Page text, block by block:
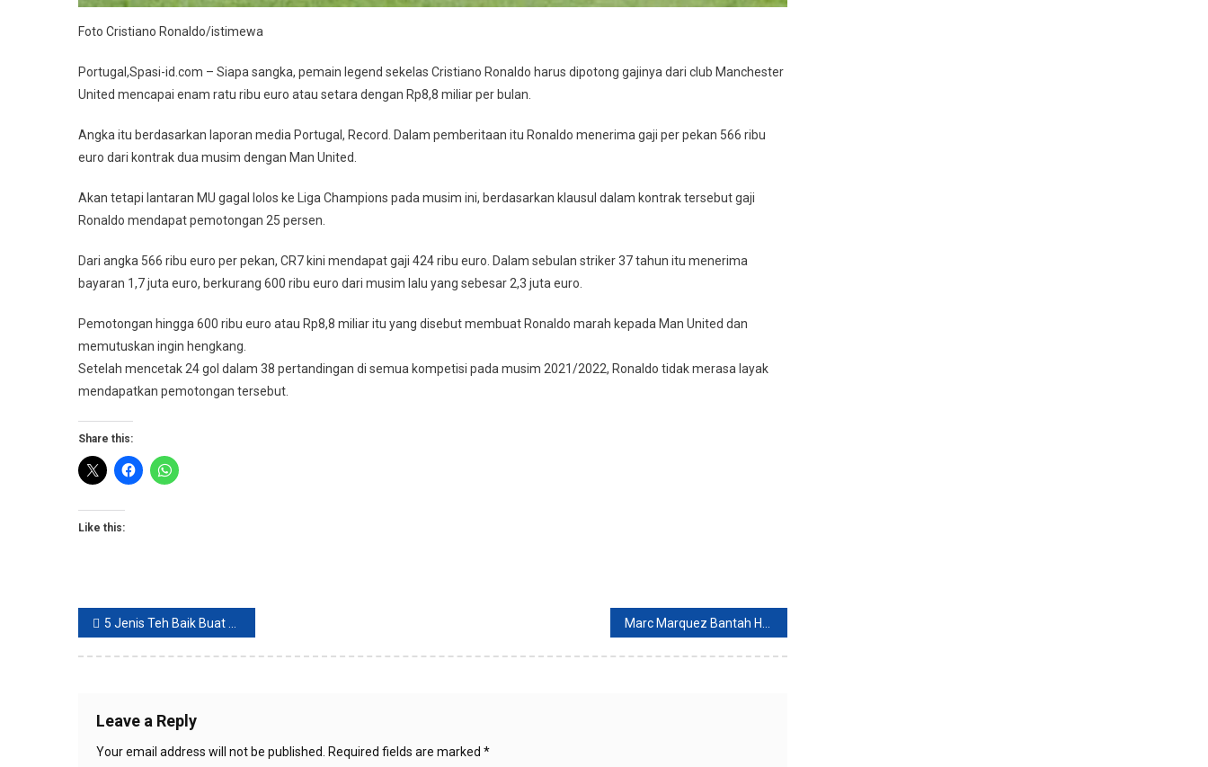
Foto Cristiano Ronaldo/istimewa
Portugal,Spasi-id.com – Siapa sangka, pemain legend sekelas Cristiano Ronaldo harus dipotong gajinya dari club Manchester
United mencapai enam ratu ribu euro atau setara dengan Rp8,8 miliar per bulan.
Angka itu berdasarkan laporan media Portugal, Record. Dalam pemberitaan itu Ronaldo menerima gaji per pekan 566 ribu
euro dari kontrak dua musim dengan Man United.
Akan tetapi lantaran MU gagal lolos ke Liga Champions pada musim ini, berdasarkan klausul dalam kontrak tersebut gaji
Ronaldo mendapat pemotongan 25 persen.
Dari angka 566 ribu euro per pekan, CR7 kini mendapat gaji 424 ribu euro. Dalam sebulan striker 37 tahun itu menerima
bayaran 1,7 juta euro, berkurang 600 ribu euro dari musim lalu yang sebesar 2,3 juta euro.
Pemotongan hingga 600 ribu euro atau Rp8,8 miliar itu yang disebut membuat Ronaldo marah kepada Man United dan
memutuskan ingin hengkang.
Setelah mencetak 24 gol dalam 38 pertandingan di semua kompetisi pada musim 2021/2022, Ronaldo tidak merasa layak
mendapatkan pemotongan tersebut.
Share this:
Like this:
Post
navigation
5 Jenis Teh Baik Buat Detoksifikasi Tubuh Marc Marquez Bantah Honda Kurang Kompetitif Di MotoGP 2022
Leave a Reply
Your email address will not be published. Required fields are marked *